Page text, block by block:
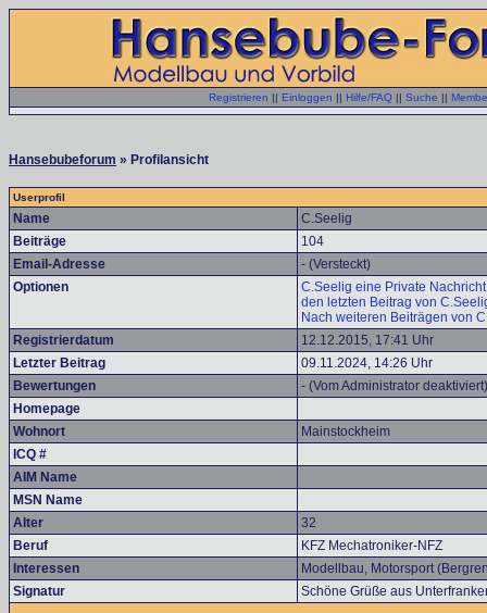
Registrieren || Einloggen || Hilfe/FAQ || Suche ||
Hansebubeforum » Profilansicht
Userprofil
Name
C.Seelig
Beiträge
104
Email-Adresse
- (Versteckt)
Optionen
C.Seelig eine Private
den letzten Beitrag von
Nach weiteren Beiträgen von
Registrierdatum
12.12.2015, 17:41 Uhr
Letzter Beitrag
09.11.2024, 14:26 Uhr
Bewertungen
- (Vom Administrator deaktiviert)
Homepage
Wohnort
Mainstockheim
ICQ #
AIM Name
MSN Name
Alter
32
Beruf
KFZ Mechatroniker-NFZ
Interessen
Modellbau, Motorsport
Signatur
Schöne Grüße aus